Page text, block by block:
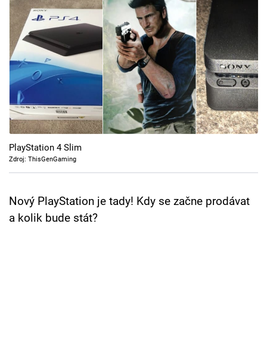
Filmy
Seriály
Hry
Cool Esport
Pořady
TV Program
PlayStation 4 Slim
Zdroj: ThisGenGaming
Nový PlayStation je tady! Kdy se začne prodávat
a kolik bude stát?